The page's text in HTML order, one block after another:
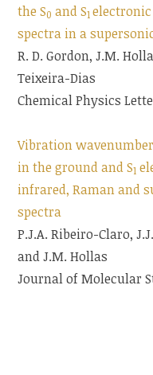
the S0 and S1
spectra in a
R. D. Gordon, J.M.
Teixeira-Dias
Chemical Physics
Vibration
in the ground and S1
infrared, Raman and
spectra
P.J.A. Ribeiro-Claro,
and J.M. Hollas
Journal of Molecular